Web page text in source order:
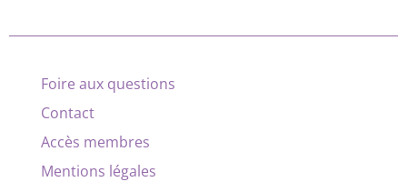
Foire aux questions
Contact
Accès membres
Mentions légales